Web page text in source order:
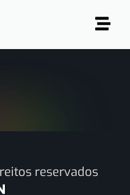
reservados